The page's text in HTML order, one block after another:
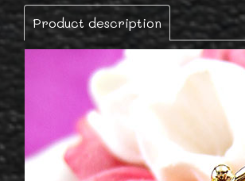
Product description